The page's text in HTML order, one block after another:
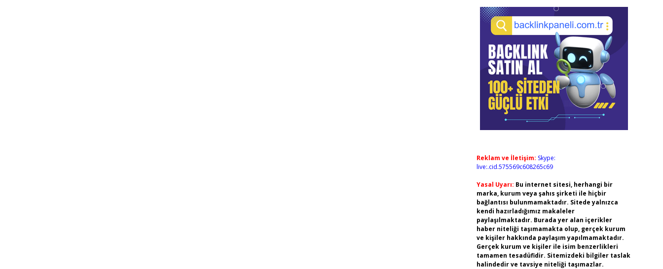
Reklam ve İletişim: Skype:
live:.cid.575569c608265c69
Yasal Uyarı: Bu internet sitesi, herhangi bir
marka, kurum veya şahıs şirketi ile hiçbir
bağlantısı bulunmamaktadır. Sitede yalnızca
kendi hazırladığımız makaleler
paylaşılmaktadır. Burada yer alan içerikler
haber niteliği taşımamakta olup, gerçek kurum
ve kişiler hakkında paylaşım yapılmamaktadır.
Gerçek kurum ve kişiler ile isim benzerlikleri
tamamen tesadüfidir. Sitemizdeki bilgiler taslak
halindedir ve tavsiye niteliği taşımazlar.